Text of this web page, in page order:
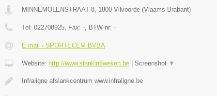
MINNEMOLENSTRAAT 8 1800 Vilvoorde (Vlaams-Brabant)
Tel: 022708925 , Fax: - , BTW-nr: -
E-mail › SPORTECEM BVBA
Website: http://www.slankin8weken.be Screenshot ▼
Infraligne afslankcentrum www.infraligne.be